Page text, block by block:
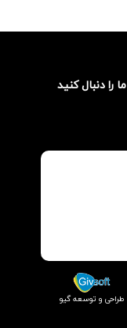
ما را دنبال کنید
طراحی و توسعه گیو